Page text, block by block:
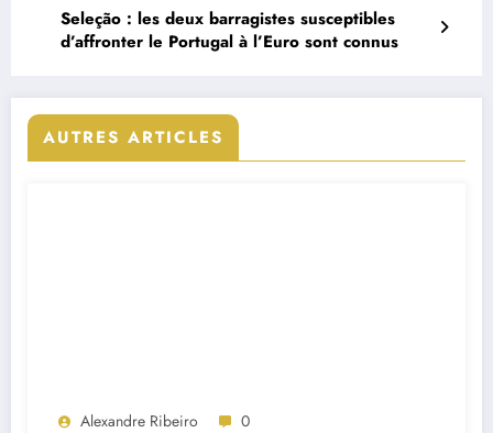
Seleção : les deux barragistes susceptibles
d’affronter le Portugal à l’Euro sont connus
AUTRES ARTICLES
Alexandre Ribeiro 0